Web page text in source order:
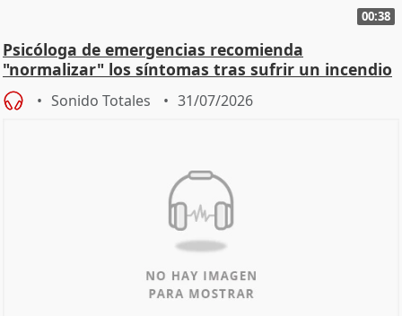
00:38
Psicóloga de emergencias recomienda
"normalizar" los síntomas tras sufrir un incendio
Sonido Totales 31/07/2026